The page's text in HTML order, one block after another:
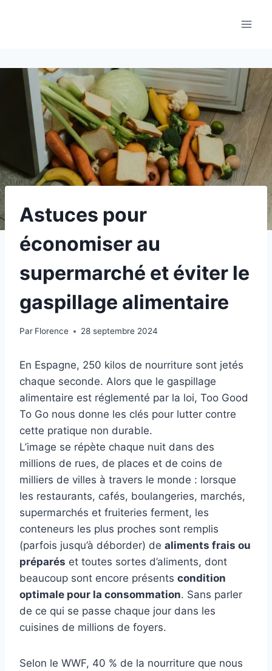
Astuces pour
économiser au
supermarché et éviter le
gaspillage alimentaire
Par Florence 28 septembre 2024
En Espagne, 250 kilos de nourriture sont jetés
chaque seconde. Alors que le gaspillage
alimentaire est réglementé par la loi, Too Good
To Go nous donne les clés pour lutter contre
cette pratique non durable.
L’image se répète chaque nuit dans des
millions de rues, de places et de coins de
milliers de villes à travers le monde : lorsque
les restaurants, cafés, boulangeries, marchés,
supermarchés et fruiteries ferment, les
conteneurs les plus proches sont remplis
(parfois jusqu’à déborder) de aliments frais ou
préparés et toutes sortes d’aliments, dont
beaucoup sont encore présents condition
optimale pour la consommation. Sans parler
de ce qui se passe chaque jour dans les
cuisines de millions de foyers.
Selon le WWF, 40 % de la nourriture que nous